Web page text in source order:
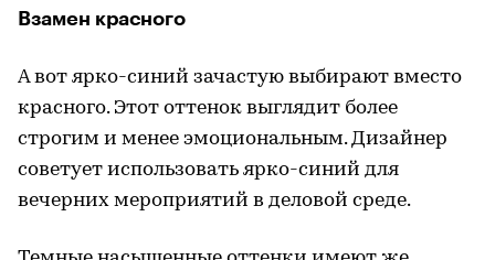
Взамен красного
А вот ярко-синий зачастую выбирают вместо
красного. Этот оттенок выглядит более
строгим и менее эмоциональным. Дизайнер
советует использовать ярко-синий для
вечерних мероприятий в деловой среде.